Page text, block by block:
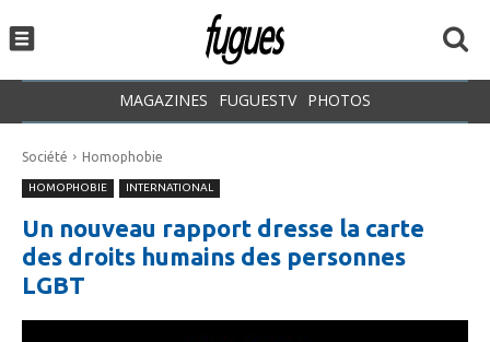
MAGAZINES FUGUESTV PHOTOS
Société Homophobie
HOMOPHOBIE INTERNATIONAL
Un nouveau rapport dresse la carte
des droits humains des personnes
LGBT